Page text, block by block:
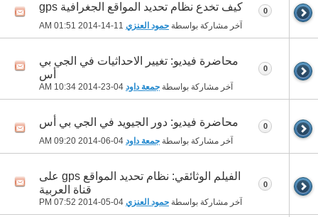
كيف تخدع نظام تحديد المواقع الجغرافية gps
آخر مشاركة بواسطة حمود العنزي 01:51 AM
0
محاضرة فيديو: تغيير الاحداثيات في الجي بي
أس
آخر مشاركة بواسطة جمعة داود 10:34 AM
0
محاضرة فيديو: دور الجيويد في الجي بي أس
آخر مشاركة بواسطة جمعة داود 09:20 AM
0
الفيلم الوثائقي: نظام تحديد المواقع gps على
قناة العربية
آخر مشاركة بواسطة حمود العنزي 07:52 PM
0